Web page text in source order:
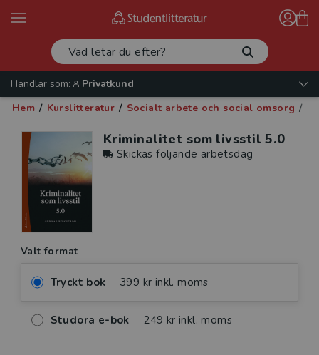
Handlar som:
Privatkund
Hem / Kurslitteratur / Socialt arbete och social omsorg /
Kriminalitet som livsstil 5.0
Skickas följande arbetsdag
Valt format
Tryckt bok 399 kr inkl. moms
Studora e-bok 249 kr inkl. moms